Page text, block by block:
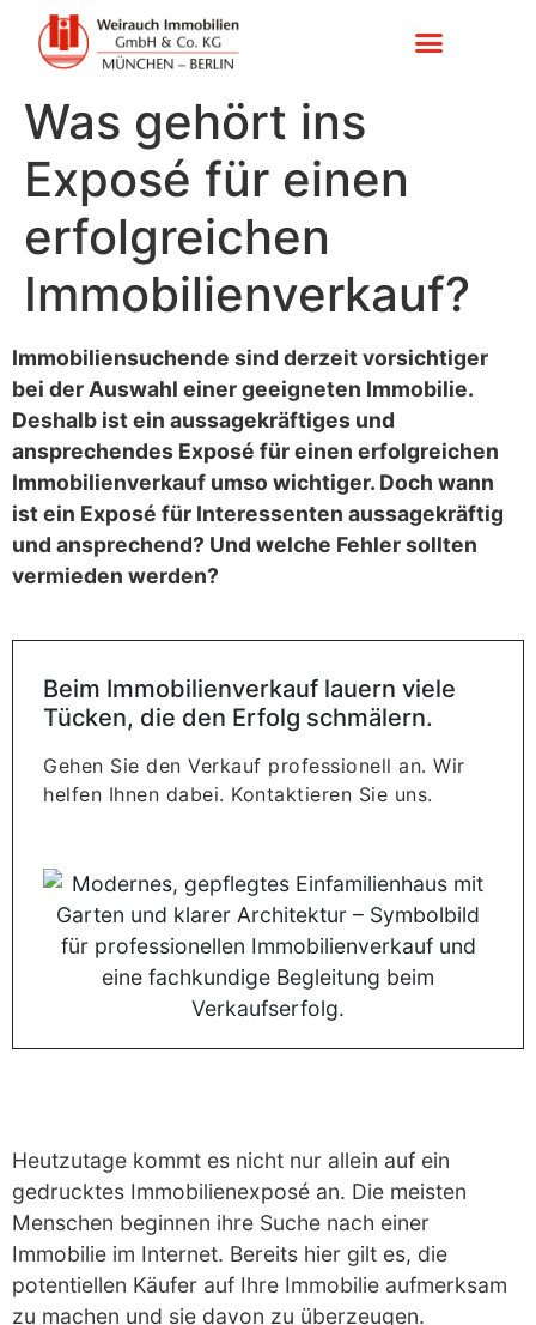
Was gehört ins
Exposé für einen
erfolgreichen
Immobilienverkauf?
Immobiliensuchende sind derzeit vorsichtiger
bei der Auswahl einer geeigneten Immobilie.
Deshalb ist ein aussagekräftiges und
ansprechendes Exposé für einen erfolgreichen
Immobilienverkauf umso wichtiger. Doch wann
ist ein Exposé für Interessenten aussagekräftig
und ansprechend? Und welche Fehler sollten
vermieden werden?
Beim Immobilienverkauf lauern viele
Tücken, die den Erfolg schmälern.
Gehen Sie den Verkauf professionell an. Wir
helfen Ihnen dabei. Kontaktieren Sie uns.
Heutzutage kommt es nicht nur allein auf ein
gedrucktes Immobilienexposé an. Die meisten
Menschen beginnen ihre Suche nach einer
Immobilie im Internet. Bereits hier gilt es, die
potentiellen Käufer auf Ihre Immobilie aufmerksam
zu machen und sie davon zu überzeugen.